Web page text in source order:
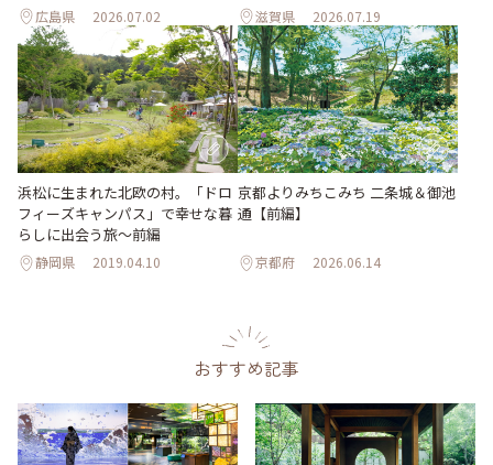
広島県 2026.07.02 滋賀県 2026.07.19
浜松に生まれた北欧の村。「ドロ
フィーズキャンパス」で幸せな暮
らしに出会う旅～前編
静岡県 2019.04.10
京都よりみちこみち 二条城＆御池
通【前編】
京都府 2026.06.14
おすすめ記事